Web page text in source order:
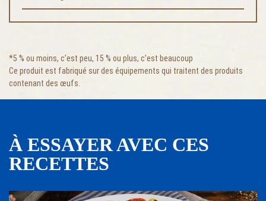
*5 % ou moins, c’est peu, 15 % ou plus, c’est beaucoup
Ce produit est fabriqué sur des équipements qui traitent des produits
contenant des œufs.
À ESSAYER AVEC CES
RECETTES